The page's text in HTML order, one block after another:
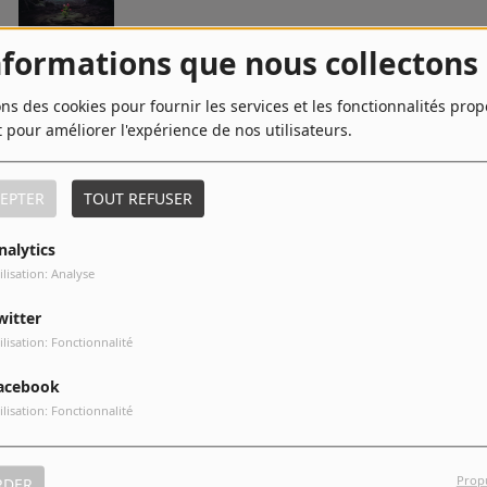
que nous collectons
des cookies pour fournir les services et les fonctionnalités
pour améliorer l'expérience de nos utilisateurs.
TOUT REFUSER
Analyse
Fonctionnalité
Fonctionnalité
8 Lose Somebody
10 It Ain’t Me (with Selena Gomez)